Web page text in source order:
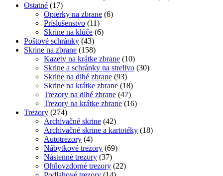
Ostatné (17)
Opierky na zbrane (6)
Príslušenstvo (11)
Skrine na klúče (6)
Poštové schránky (43)
Skrine na zbrane (158)
Kazety na krátke zbrane (10)
Skrine a schránky na strelivo (30)
Skrine na dlhé zbrane (93)
Skrine na krátke zbrane (18)
Trezory na dlhé zbrane (47)
Trezory na krátke zbrane (16)
Trezory (274)
Archivačné skrine (42)
Archivačné skrine a kartotéky (18)
Autotrezory (4)
Nábytkové trezory (69)
Nástenné trezory (37)
Ohňovzdorné trezory (22)